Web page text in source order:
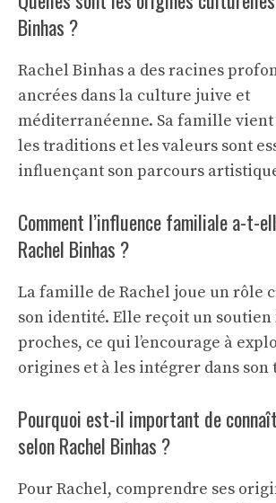
Binhas ?
Rachel Binhas a des racines
ancrées dans la culture juive et
méditerranéenne. Sa famille vient
les traditions et les valeurs sont
influençant son parcours
Comment l’influence familiale a-t-
Rachel Binhas ?
La famille de Rachel joue un rôle
son identité. Elle reçoit un soutien
proches, ce qui l’encourage à
origines et à les intégrer dans
Pourquoi est-il important de
selon Rachel Binhas ?
Pour Rachel, comprendre ses